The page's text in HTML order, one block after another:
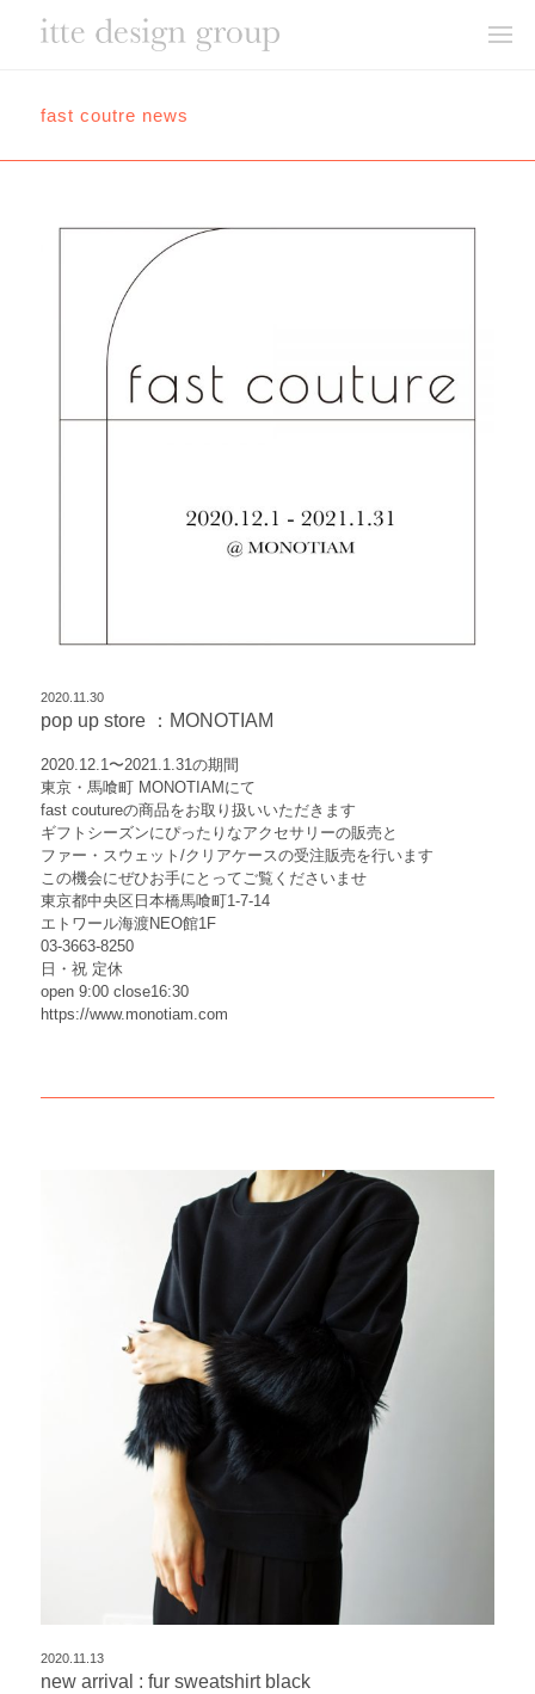
fast coutre news
2020.11.30
pop up store ：MONOTIAM
2020.12.1〜2021.1.31の期間
東京・馬喰町 MONOTIAMにて
fast coutureの商品をお取り扱いいただきます
ギフトシーズンにぴったりなアクセサリーの販売と
ファー・スウェット/クリアケースの受注販売を行います
この機会にぜひお手にとってご覧くださいませ
東京都中央区日本橋馬喰町1-7-14
エトワール海渡NEO館1F
03-3663-8250
日・祝 定休
open 9:00 close16:30
https://www.monotiam.com
2020.11.13
new arrival : fur sweatshirt black